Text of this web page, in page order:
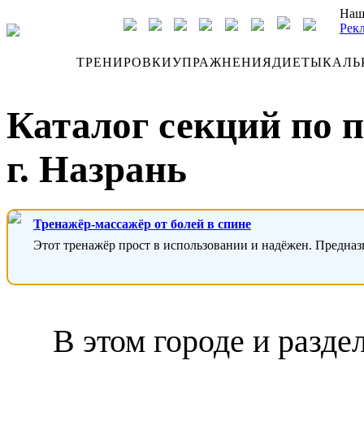
ТРЕНИРОВКИУПРАЖНЕНИЯДИЕТЫ
Каталог секций по
г. Назрань
Тренажёр-массажёр от болей в спине
Этот тренажёр прост в использовании и надёжен.
В этом городе и